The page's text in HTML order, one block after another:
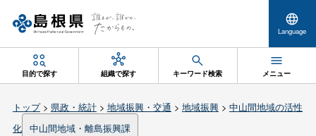
Language
目的で探す 組織で探す キーワード検索 メニュー
トップ> 県政・統計> 地域振興・交通 > 地域振興> 中山間地域の活性
化 中山間地域・離島振興課